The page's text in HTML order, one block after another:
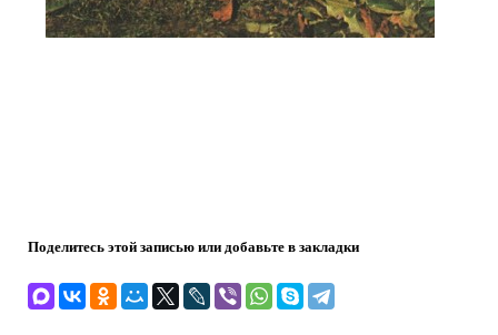
Поделитесь этой записью или добавьте в закладки